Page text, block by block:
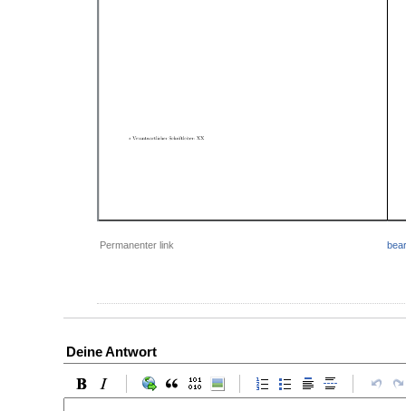
Permanenter link
Deine Antwort